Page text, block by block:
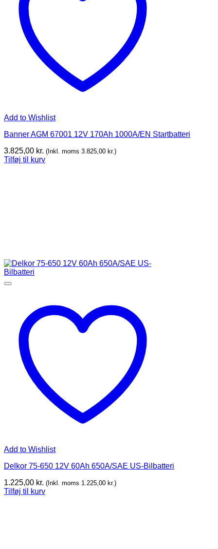
Add to Wishlist
Banner AGM 67001 12V 170Ah 1000A/EN Startbatteri
3.825,00 kr. (Inkl. moms 3.825,00 kr.)
Tilføj til kurv
Add to Wishlist
Delkor 75-650 12V 60Ah 650A/SAE US-Bilbatteri
1.225,00 kr. (Inkl. moms 1.225,00 kr.)
Tilføj til kurv